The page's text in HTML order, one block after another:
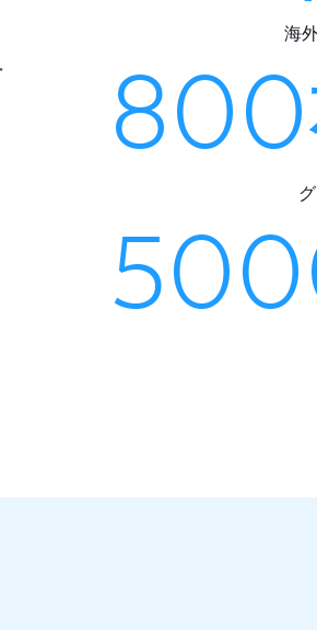
海